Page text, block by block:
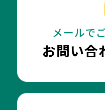
メールで
お問い合